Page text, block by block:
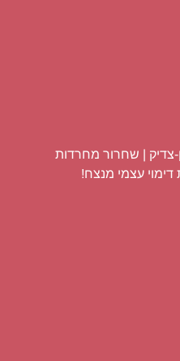
צדיק | שחרור מחרדות
דימוי עצמי מנצח!